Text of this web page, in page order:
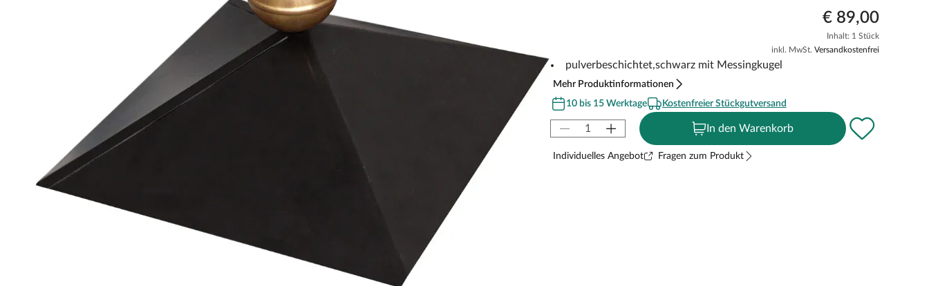
€ 89,00
Inhalt: 1 Stück
inkl. MwSt. Versandkostenfrei
pulverbeschichtet,schwarz mit Messingkugel
Mehr Produktinformationen
10 bis 15 Werktage
Kostenfreier Stückgutversand
In den Warenkorb
Individuelles Angebot Fragen zum Produkt